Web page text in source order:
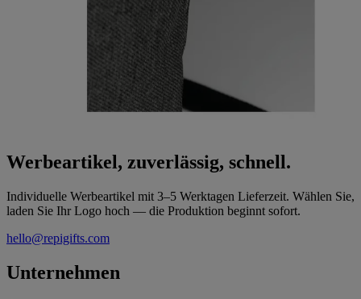
Werbeartikel, zuverlässig, schnell.
Individuelle Werbeartikel mit 3–5 Werktagen Lieferzeit. Wählen Sie,
laden Sie Ihr Logo hoch — die Produktion beginnt sofort.
hello@repigifts.com
Unternehmen